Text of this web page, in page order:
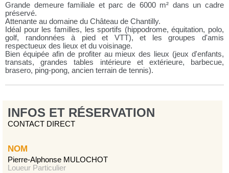
Grande demeure familiale et parc de 6000 m² dans un cadre
préservé.
Attenante au domaine du Château de Chantilly.
Idéal pour les familles, les sportifs (hippodrome, équitation, polo,
golf, randonnées à pied et VTT), et les groupes d'amis
respectueux des lieux et du voisinage.
Bien équipée afin de profiter au mieux des lieux (jeux d'enfants,
transats, grandes tables intérieure et extérieure, barbecue,
brasero, ping-pong, ancien terrain de tennis).
INFOS ET RÉSERVATION
CONTACT DIRECT
NOM
Pierre-Alphonse MULOCHOT
Loueur Particulier